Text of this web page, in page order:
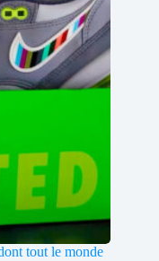
tout le monde